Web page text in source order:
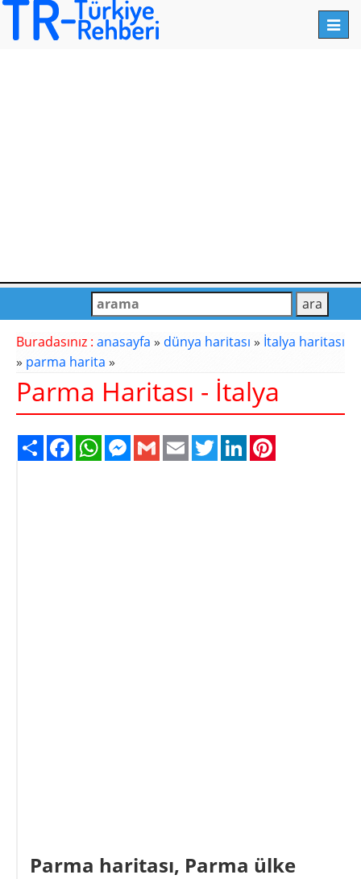
Buradasınız : anasayfa » dünya haritası » İtalya haritası
» parma harita »
Parma Haritası - İtalya
Share FacebookWhatsAppMessenger
Gmail Email TwitterLinkedIn
Parma haritası, Parma ülke